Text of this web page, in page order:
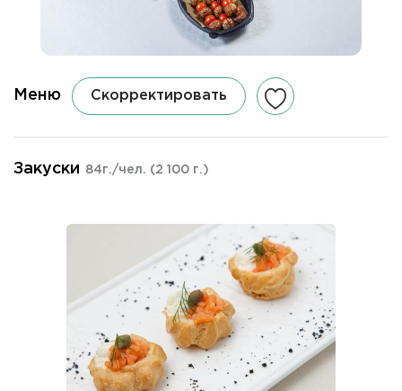
Меню Скорректировать
Закуски 84г./чел. (2 100 г.)